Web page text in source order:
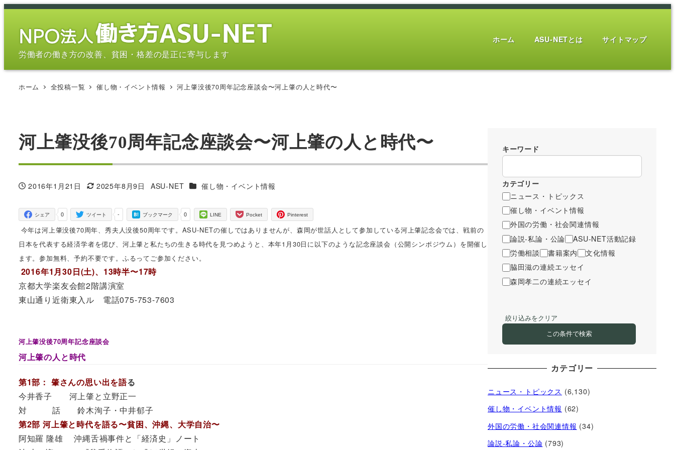
メ
労働者の働き方の改善、貧困・格差の是正に寄与します
ホーム ASU-NETとは サイトマップ
ホーム 全投稿一覧 催し物・イベント情報 河上肇没後70周年記念座談会〜河上肇の人と時代〜
河上肇没後70周年記念座談会〜河上肇の人と時代〜
投稿日
2016年1月21日
更新日
2025年8月9日
著
ASU-NET カテゴリー
催し物・イベント情報
0
シェア -
ツイート 0
ブックマーク LINE Pocket Pinterest
今年は河上肇没後70周年、秀夫人没後50周年です。ASU-NETの催しではありませんが、森岡が世話人として参加している河上肇記念会では、戦前の
日本を代表する経済学者を偲び、河上肇と私たちの生きる時代を見つめようと、本年1月30日に以下のような記念座談会（公開シンポジウム）を開催し
ます。参加無料、予約不要です。ふるってご参加ください。
2016年1月30日(土)、13時半〜17時
京都大学楽友会館2階講演室
東山通り近衛東入ル 電話075-753-7603
河上肇没後70周年記念座談会
河上肇の人と時代
第1部： 肇さんの思い出を語る
今井香子 河上肇と立野正一
対 話 鈴木洵子・中井郁子
第2部 河上肇と時代を語る〜貧困、沖縄、大学自治〜
阿知羅 隆雄 沖縄舌禍事件と「経済史」ノート
キーワード
カテゴリー
ニュース・トピックス
催し物・イベント情報
外国の労働・社会関連情報
論説-私論・公論
ASU-NET活動記録
労働相談
書籍案内
文化情報
脇田滋の連続エッセイ
森岡孝二の連続エッセイ
絞り込みをクリア
この条件で検索
カテゴリー
ニュース・トピックス (6,130)
催し物・イベント情報 (62)
外国の労働・社会関連情報 (34)
論説-私論・公論 (793)